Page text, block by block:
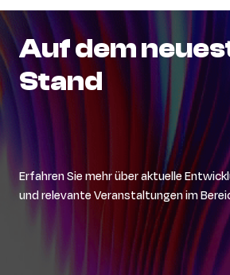
Aufdem
Stand
Erfahren Sie mehr über aktuelle
und relevante Veranstaltungen im